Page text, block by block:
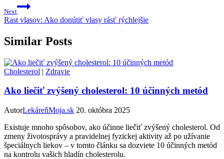
Next
Rast vlasov: Ako donútiť vlasy rásť rýchlejšie
Similar Posts
Cholesterol | Zdravie
Ako liečiť zvýšený cholesterol: 10 účinných metód
AutorLekáreňMoja.sk 20. októbra 2025
Existuje mnoho spôsobov, ako účinne liečiť zvýšený cholesterol. Od
zmeny životosprávy a pravidelnej fyzickej aktivity až po užívanie
špeciálnych liekov – v tomto článku sa dozviete 10 účinných metód
na kontrolu vašich hladín cholesterolu.